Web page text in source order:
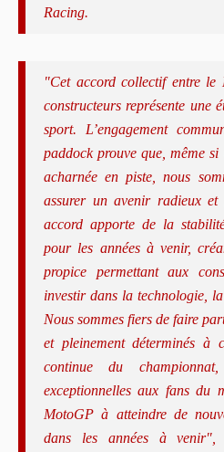
Racing.
"Cet accord collectif entre le
constructeurs représente une
sport. L’engagement
paddock prouve que, même
acharnée en piste, nous
assurer un avenir radieux et
accord apporte de la
pour les années à venir,
propice permettant aux
investir dans la technologie,
Nous sommes fiers de faire
et pleinement déterminés à
continue du
exceptionnelles aux fans du
MotoGP à atteindre de
dans les années à venir",